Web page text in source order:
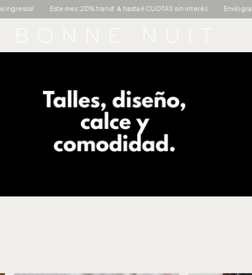
Este mes: 20% transf. & hasta 6 CUOTAS sin interés Envío gratis +$150.000